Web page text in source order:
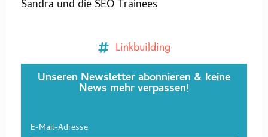
Sandra und die SEO Trainees
Linkbuilding
Unseren Newsletter abonnieren & keine
News mehr verpassen!
E-Mail-Adresse